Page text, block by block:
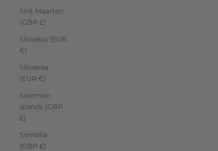
Sint Maarten
(GBP £)
Slovakia (EUR
€)
Slovenia
(EUR €)
Solomon
Islands (GBP
£)
Somalia
(GBP £)